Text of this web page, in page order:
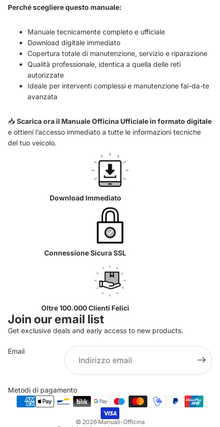
Perché scegliere questo manuale:
Manuale tecnicamente completo e ufficiale
Download digitale immediato
Copertura totale di manutenzione, servizio e riparazione
Qualità professionale, identica a quella delle reti
autorizzate
Ideale per interventi complessi e manutenzione fai-da-te
avanzata
📥 Scarica ora il Manuale Officina Ufficiale in formato digitale
e ottieni l’accesso immediato a tutte le informazioni tecniche
del tuo veicolo.
Download Immediato
Connessione Sicura SSL
Oltre 100.000 Clienti Felici
Join our email list
Get exclusive deals and early access to new products.
Email
Metodi di pagamento
© 2026 Manuali-Officina
Informativa sulla privacy
Termini e condizioni del servizio